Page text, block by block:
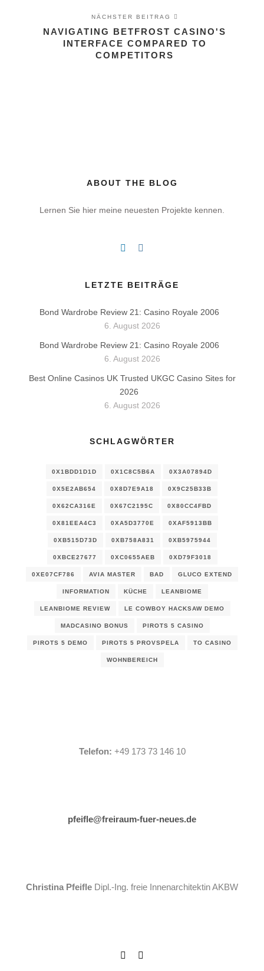
NÄCHSTER BEITRAG
NAVIGATING BETFROST CASINO'S
INTERFACE COMPARED TO
COMPETITORS
ABOUT THE BLOG
Lernen Sie hier meine neuesten Projekte kennen.
LETZTE BEITRÄGE
Bond Wardrobe Review 21: Casino Royale 2006
6. August 2026
Bond Wardrobe Review 21: Casino Royale 2006
6. August 2026
Best Online Casinos UK Trusted UKGC Casino Sites for
2026
6. August 2026
SCHLAGWÖRTER
0X1BDD1D1D 0X1C8C5B6A 0X3A07894D
0X5E2AB654 0X8D7E9A18 0X9C25B33B
0X62CA316E 0X67C2195C 0X80CC4FBD
0X81EEA4C3 0XA5D3770E 0XAF5913BB
0XB515D73D 0XB758A831 0XB5975944
0XBCE27677 0XC0655AEB 0XD79F3018
0XE07CF786 AVIA MASTER BAD GLUCO EXTEND
INFORMATION KÜCHE LEANBIOME
LEANBIOME REVIEW LE COWBOY HACKSAW DEMO
MADCASINO BONUS PIROTS 5 CASINO
PIROTS 5 DEMO PIROTS 5 PROVSPELA TO CASINO
WOHNBEREICH
Telefon: +49 173 73 146 10
pfeifle@freiraum-fuer-neues.de
Christina Pfeifle Dipl.-Ing. freie Innenarchitektin AKBW